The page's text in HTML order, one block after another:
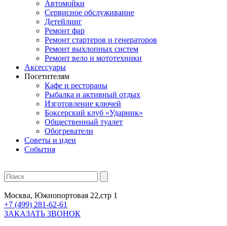
Автомойки
Сервисное обслуживание
Детейлинг
Ремонт фар
Ремонт стартеров и генераторов
Ремонт выхлопных систем
Ремонт вело и мототехники
Аксессуары
Посетителям
Кафе и рестораны
Рыбалка и активный отдых
Изготовление ключей
Боксерский клуб «Ударник»
Общественный туалет
Обогреватели
Советы и идеи
События
Москва, Южнопортовая 22,стр 1
+7 (499) 281-62-61
ЗАКАЗАТЬ ЗВОНОК